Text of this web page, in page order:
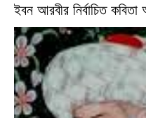
ইবন আরবীর নির্বাচিত